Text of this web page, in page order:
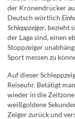
der Kronendrücker
Deutsch wörtlich
Schleppzeiger, bezieht
der Lage sind, einen
Stoppzeiger
Sport messen zu
Auf dieser
Reiseuhr. Betätigt
wieder in die
weißgoldene
Zeiger zurück und